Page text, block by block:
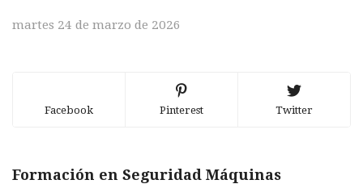
martes 24 de marzo de 2026
Facebook Pinterest Twitter
Formación en Seguridad Máquinas